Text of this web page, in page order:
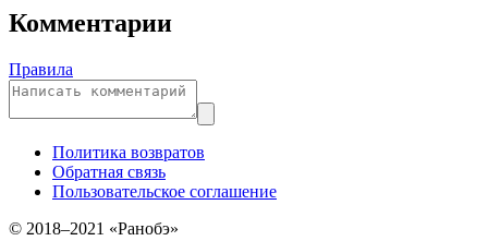
Комментарии
Правила
Политика возвратов
Обратная связь
Пользовательское соглашение
© 2018–2021 «Ранобэ»